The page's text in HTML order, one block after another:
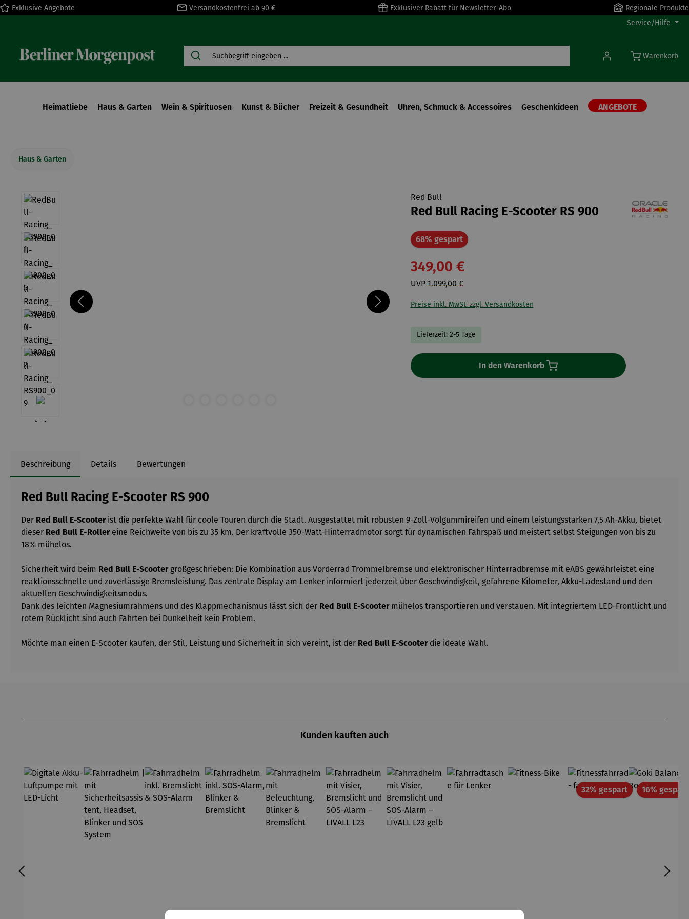
Zur Hauptnavigation springen
Exklusive Angebote Versandkostenfrei ab 90 € Exklusiver Rabatt für Newsletter-Abo
Regionale Produkte
Service/Hilfe
Warenkorb
Heimatliebe Haus & Garten Wein & Spirituosen Kunst & Bücher Freizeit & Gesundheit Uhren, Schmuck & Accessoires Geschenkideen ANGEBOTE
Haus & Garten
Bildergalerie überspringen Red Bull
Red Bull Racing E-Scooter RS 900
68% gespartRabatt
349,00 €
UVP1.099,00 €
Preise inkl. MwSt. zzgl. Versandkosten
Lieferzeit: 2-5 Tage
In den Warenkorb
Beschreibung Details Bewertungen
Red Bull Racing E-Scooter RS 900
Der Red Bull E-Scooterist die perfekte Wahl für coole Touren durch die Stadt. Ausgestattet mit robusten 9-Zoll-Volgummireifen und einem leistungsstarken 7,5 Ah-Akku, bietet
dieser Red Bull E-Rollereine Reichweite von bis zu 35 km. Der kraftvolle 350-Watt-Hinterradmotor sorgt für dynamischen Fahrspaß und meistert selbst Steigungen von bis zu
18% mühelos.
Sicherheit wird beim Red Bull E-Scootergroßgeschrieben: Die Kombination aus Vorderrad Trommelbremse und elektronischer Hinterradbremse mit eABS gewährleistet eine
reaktionsschnelle und zuverlässige Bremsleistung. Das zentrale Display am Lenker informiert jederzeit über Geschwindigkeit, gefahrene Kilometer, Akku-Ladestand und den
aktuellen Geschwindigkeitsmodus.
Dank des leichten Magnesiumrahmens und des Klappmechanismus lässt sich der Red Bull E-Scootermühelos transportieren und verstauen. Mit integriertem LED-Frontlicht und
rotem Rücklicht sind auch Fahrten bei Dunkelheit kein Problem.
Möchte man einen E-Scooter kaufen, der Stil, Leistung und Sicherheit in sich vereint, ist der Red Bull E-Scooterdie ideale Wahl.
Kunden kauften auch
32% gespartRabatt16% gespart